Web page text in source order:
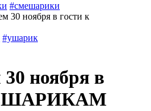
#смешарики
30 ноября в гости к
#ушарик
ноября в